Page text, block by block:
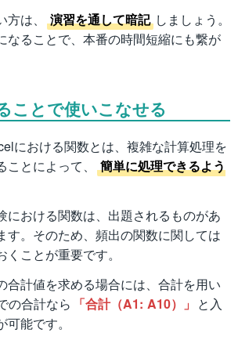
は、
演習を通して暗記 しましょう。
なることで、本番の時間短縮にも繋が
ことで使いこなせる
における関数とは、複雑な計算処理を
とによって、
簡単に処理できるよう
における関数は、出題されるものがあ
す。そのため、頻出の関数に関しては
ことが重要です。
合計値を求める場合には、合計を用い
の合計なら 「合計（A1: A10）」 と入
能です。